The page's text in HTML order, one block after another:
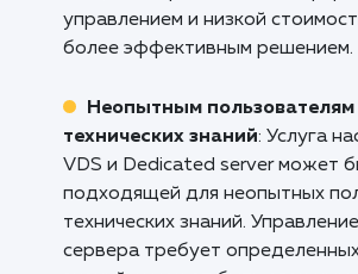
Это также позволяет
серверные ресурсы в
Сайтам с высоким
требованиями к
настройки VPS, VDS и
для сайтов с высоким